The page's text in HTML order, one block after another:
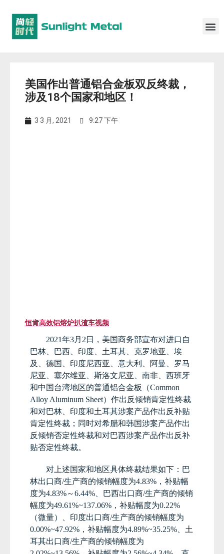
美国作出普通铝合金板双反终裁，
涉及18个国家和地区！
3 3 月, 2021 9:27 下午
恒肯高效铝熔炉扒渣车视频
2021年3月 2 日，美国商务部宣布对进口自
巴林、巴西、印度、土耳其、克罗地亚、埃
及、德国、印度尼西亚、意大利、阿曼、罗马
尼亚、塞尔维亚、斯洛文尼亚、南非、西班牙
和中国台湾地区的普通铝合金板（Common
Alloy Aluminum Sheet）作出反倾销肯定性终裁
和对巴林、印度和土耳其涉案产品作出反补贴
肯定性终裁；同时对希腊和韩国涉案产品作出
反倾销否定性终裁和对巴西涉案产品作出反补
贴否定性终裁。
对上述国家和地区具体终裁结果如下：巴
林出口商/生产商的倾销幅度为4.83% ，补贴幅
度为4.83%～6.44% 巴西出口商/生产商的倾销
幅度为49.61%~137.06% ，补贴幅度为0.22%
（微量）、印度出口商/生产商的倾销幅度为
0.00%~47.92% ，补贴幅度为4.89%~35.25% 、土
耳其出口商/生产商的倾销幅度为